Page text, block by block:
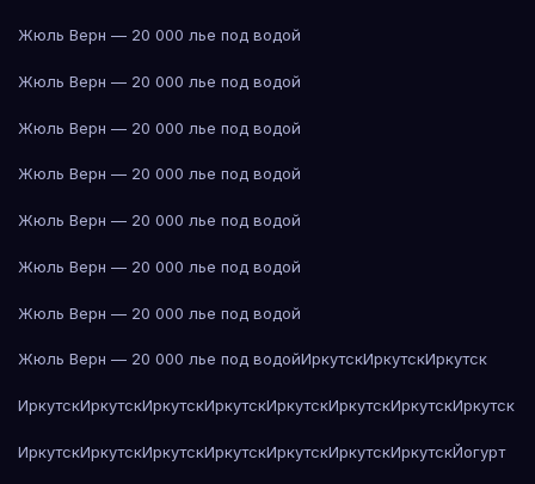
Жюль Верн — 20 000 лье под водой
Жюль Верн — 20 000 лье под водой
Жюль Верн — 20 000 лье под водой
Жюль Верн — 20 000 лье под водой
Жюль Верн — 20 000 лье под водой
Жюль Верн — 20 000 лье под водой
Жюль Верн — 20 000 лье под водой
Жюль Верн — 20 000 лье под водойИркутскИркутскИркутск
ИркутскИркутскИркутскИркутскИркутскИркутскИркутскИркутск
ИркутскИркутскИркутскИркутскИркутскИркутскИркутскЙогурт